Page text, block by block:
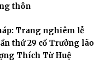
thôn
Trang nghiêm lễ
thứ 29 cố Trưởng lão
Thích Từ Huệ